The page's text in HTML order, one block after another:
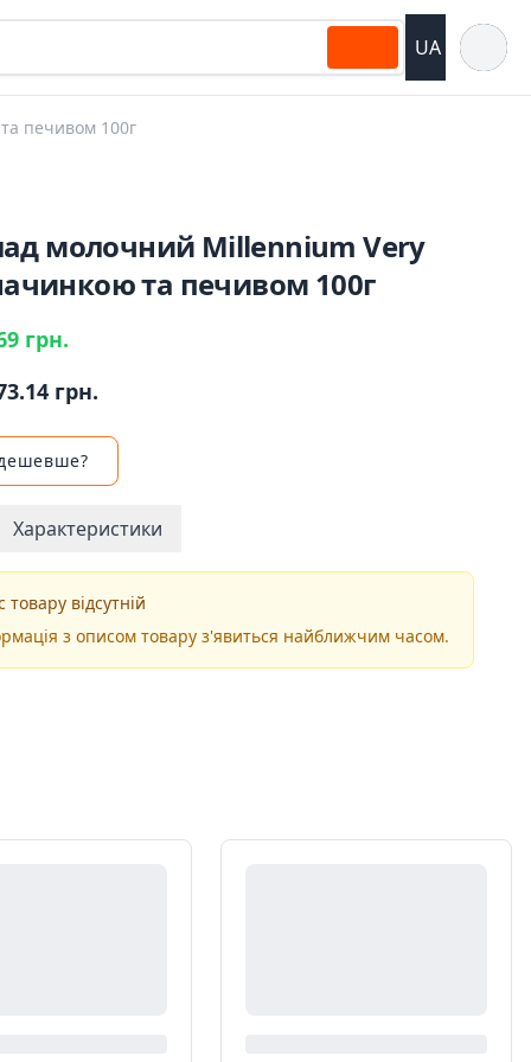
UA
печивом 100г
молочний Millennium Very
та печивом 100г
грн.
грн.
Характеристики
товару відсутній
з описом товару з'явиться найближчим часом.